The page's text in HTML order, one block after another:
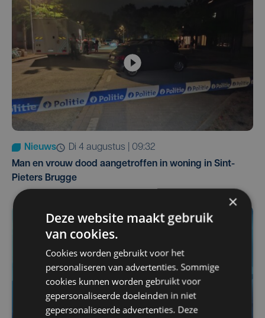
Nieuws
di 4 augustus | 09:32
Man en vrouw dood aangetroffen in woning in Sint-
Pieters Brugge
×
Deze website maakt gebruik
van cookies.
Cookies worden gebruikt voor het
personaliseren van advertenties. Sommige
cookies kunnen worden gebruikt voor
gepersonaliseerde doeleinden in niet
gepersonaliseerde advertenties. Deze